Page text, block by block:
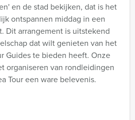
en de stad bekijken, dat is het
ontspannen middag in een
Dit arrangement is uitstekend
dat wilt genieten van het
Guides te bieden heeft. Onze
organiseren van rondleidingen
Tour een ware belevenis.